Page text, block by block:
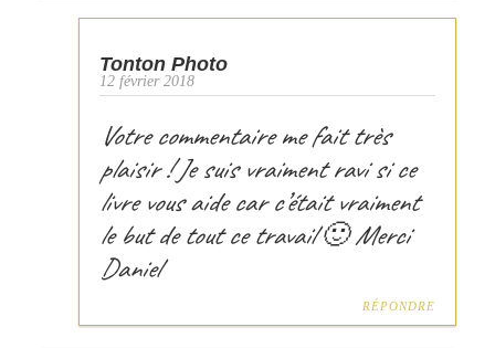
Tonton Photo
12 février 2018
Votre commentaire me fait très
plaisir ! Je suis vraiment ravi si ce
livre vous aide car c’était vraiment
le but de tout ce travail 🙂 Merci
Daniel
RÉPONDRE